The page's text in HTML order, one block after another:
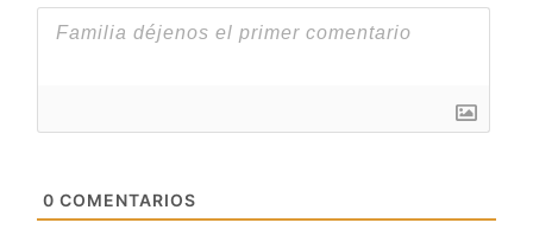
0 COMENTARIOS